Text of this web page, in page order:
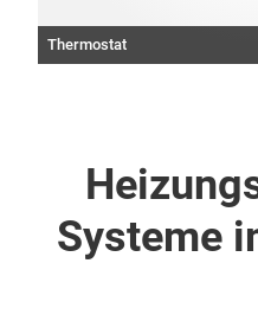
Thermostat
Systeme